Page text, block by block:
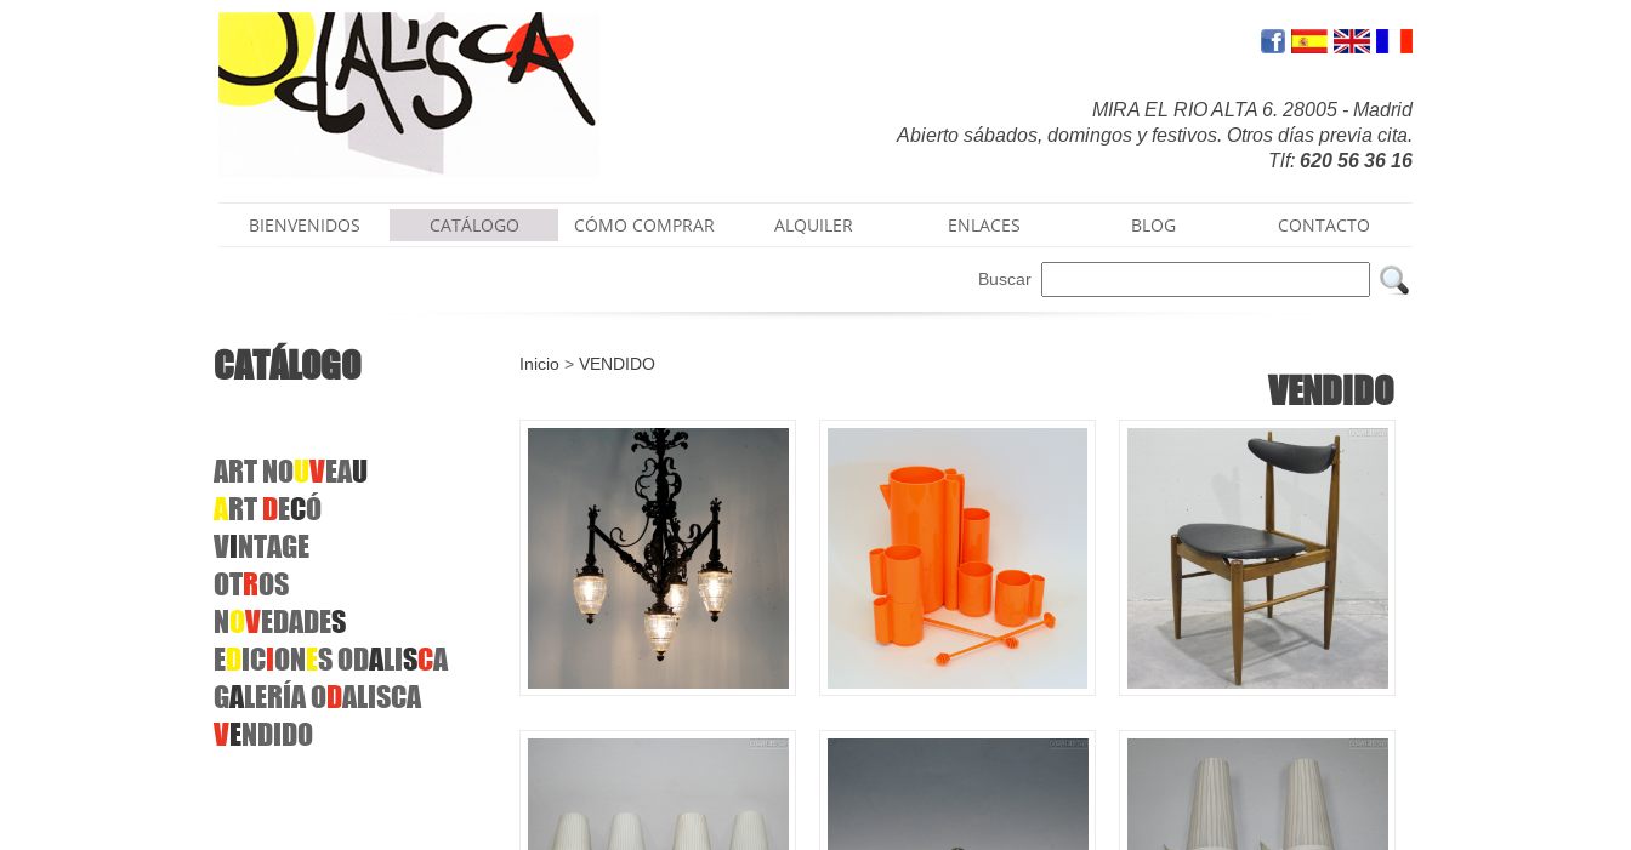
MIRA EL RIO ALTA 6. 28005 - Madrid
Abierto sábados, domingos y festivos. Otros días previa cita.
Tlf: 620 56 36 16
BIENVENIDOS CATÁLOGO CÓMO COMPRAR ALQUILER ENLACES BLOG CONTACTO
Buscar
CATÁLOGO
ART NOUVEAU
ARTDECÓ
VINTAGE
OTROS
NOVEDADES
EDICIONES ODALISCA
GALERÍAODALISCA
VENDIDO
Inicio > VENDIDO
VENDIDO